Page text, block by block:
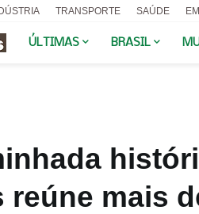
TRANSPORTE SAÚDE
ÚLTIMAS BRASIL
reúne mais